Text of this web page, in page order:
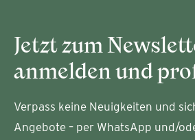
Jetzt zum
anmelden und
Verpass keine Neuigkeiten und
Angebote – per WhatsApp und/